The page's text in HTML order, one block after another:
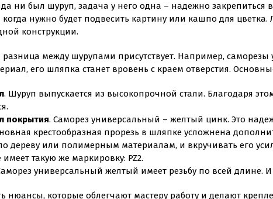
ни был шуруп, задача у него одна – надежно закрепиться
когда нужно будет подвесить картину или кашпо для
конструкции.
между шурупами присутствует. Например,
его шляпка станет вровень с краем отверстия.
. Шуруп выпускается из высокопрочной стали. Благодаря
покрытия. Саморез универсальный – желтый цинк. Это
крестообразная прорезь в шляпке усложнена
дереву или полимерным материалам, и вкручивать его
имеет такую же маркировку: PZ2.
универсальный желтый имеет резьбу по всей длине.
нюансы, которые облегчают мастеру работу и делают